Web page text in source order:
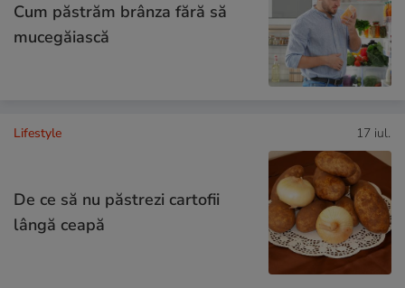
Cum păstrăm brânza fără să
mucegăiască
Lifestyle 17 iul.
De ce să nu păstrezi cartofii
lângă ceapă